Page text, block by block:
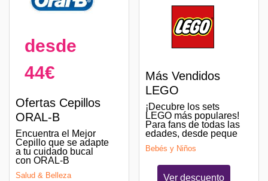
desde
44€
Ofertas Cepillos
ORAL-B
Encuentra el Mejor
Cepillo que se adapte
a tu cuidado bucal
con ORAL-B
Salud & Belleza
Más Vendidos
LEGO
¡Decubre los sets
LEGO más populares!
Para fans de todas las
edades, desde peque
Bebés y Niños
Ver descuento